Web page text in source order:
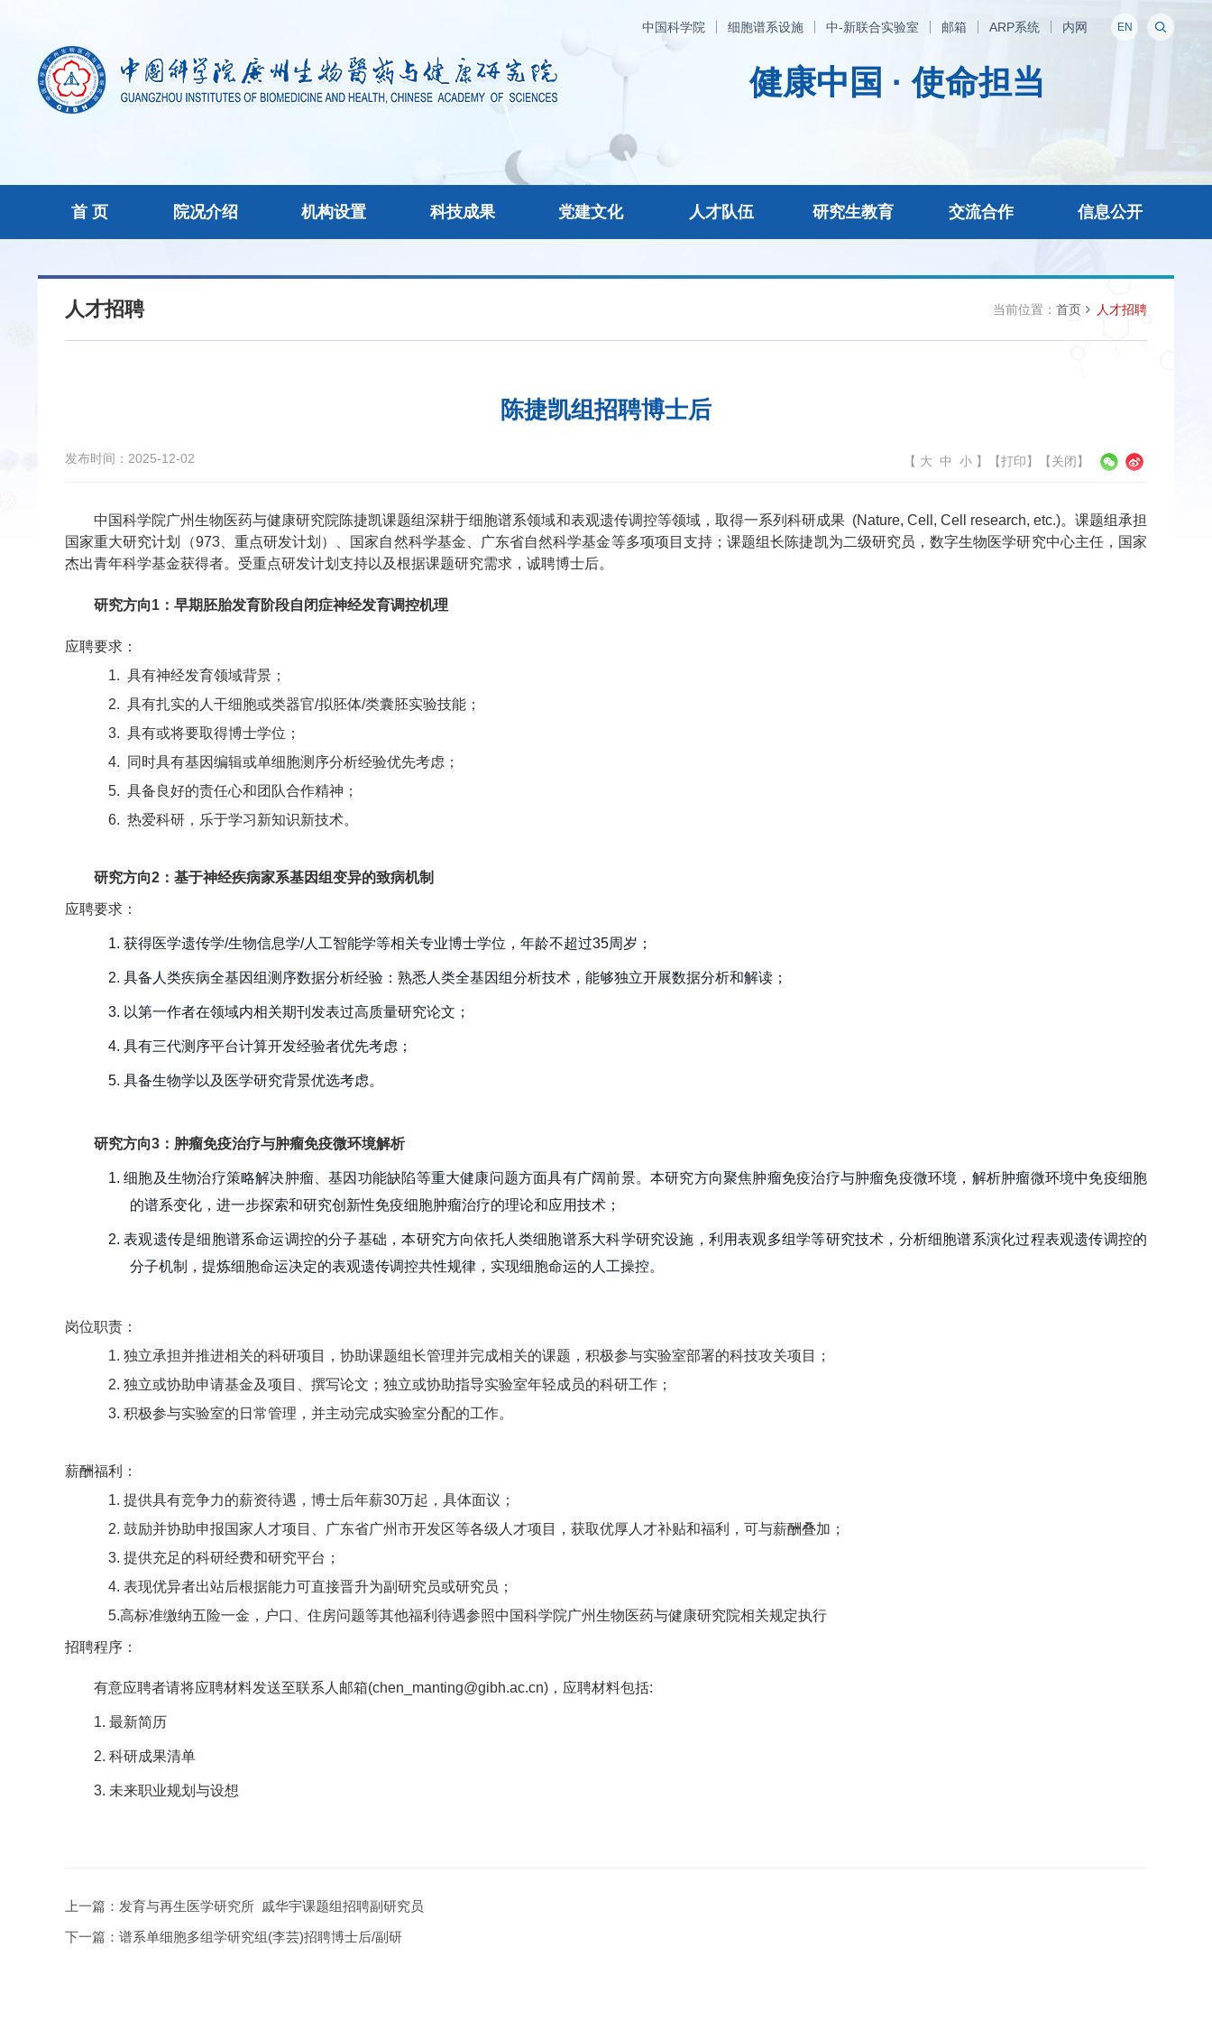
EN
中国科学院 细胞谱系设施 中-新联合实验室 邮箱 ARP系统 内网
健康中国 · 使命担当
首 页 院况介绍 机构设置 科技成果 党建文化 人才队伍 研究生教育 交流合作 信息公开
人才招聘 当前位置： 首页 人才招聘
陈捷凯组招聘博士后
发布时间：2025-12-02 【 大 中 小 】 【打印】【关闭】
中国科学院广州生物医药与健康研究院陈捷凯课题组深耕于细胞谱系领域和表观遗传调控等领域，取得一系列科研成果(Nature, Cell, Cell research, etc.)。课题组承担
国家重大研究计划（973、重点研发计划）、国家自然科学基金、广东省自然科学基金等多项项目支持；课题组长陈捷凯为二级研究员，数字生物医学研究中心主任，国家
杰出青年科学基金获得者。受重点研发计划支持以及根据课题研究需求，诚聘博士后。
研究方向1 ：早期胚胎发育阶段自闭症神经发育调控机理
应聘要求：
1. 具有神经发育领域背景；
2. 具有扎实的人干细胞或类器官/拟胚体/类囊胚实验技能；
3. 具有或将要取得博士学位；
4.
同时具有基因编辑或单细胞测序分析经验优先考虑；
5. 具备良好的责任心和团队合作精神；
6. 热爱科研，乐于学习新知识新技术。
研究方向2： 基于神经疾病家系基因组变异的致病机制
应聘要求：
1. 获得医学遗传学/生物信息学/人工智能学等相关专业博士学位，年龄不超过35周岁；
2. 具备人类疾病全基因组测序数据分析经验：熟悉人类全基因组分析技术，能够独立开展数据分析和解读；
3. 以第一作者在领域内相关期刊发表过高质量研究论文；
4. 具有三代测序平台计算开发经验者优先考虑；
5. 具备生物学以及医学研究背景优选考虑。
研究方向3： 肿瘤免疫治疗与肿瘤免疫微环境解析
1. 细胞及生物治疗策略解决肿瘤、基因功能缺陷等重大健康问题方面具有广阔前景。本研究方向聚焦肿瘤免疫治疗与肿瘤免疫微环境，解析肿瘤微环境中免疫细胞
的谱系变化，进一步探索和研究创新性免疫细胞肿瘤治疗的理论和应用技术；
2. 表观遗传是细胞谱系命运调控的分子基础，本研究方向依托人类细胞谱系大科学研究设施，利用表观多组学等研究技术，分析细胞谱系演化过程表观遗传调控的
分子机制，提炼细胞命运决定的表观遗传调控共性规律，实现细胞命运的人工操控。
岗位职责：
1. 独立承担并推进相关的科研项目，协助课题组长管理并完成相关的课题，积极参与实验室部署的科技攻关项目；
2. 独立或协助申请基金及项目、撰写论文；独立或协助指导实验室年轻成员的科研工作；
3. 积极参与实验室的日常管理，并主动完成实验室分配的工作。
薪酬福利：
1. 提供具有竞争力的薪资待遇，博士后年薪30万起，具体面议；
2. 鼓励并协助申报国家人才项目、广东省广州市开发区等各级人才项目，获取优厚人才补贴和福利，可与薪酬叠加；
3. 提供充足的科研经费和研究平台；
4. 表现优异者出站后根据能力可直接晋升为副研究员或研究员；
5.高标准缴纳五险一金，户口、住房问题等其他福利待遇参照中国科学院广州生物医药与健康研究院相关规定执行
招聘程序：
有意应聘者请将应聘材料发送至联系人邮箱(chen_manting@gibh.ac.cn)，应聘材料包括:
1. 最新简历
2. 科研成果清单
3. 未来职业规划与设想
上一篇： 发育与再生医学研究所 戚华宇课题组招聘副研究员
下一篇： 谱系单细胞多组学研究组(李芸)招聘博士后/副研